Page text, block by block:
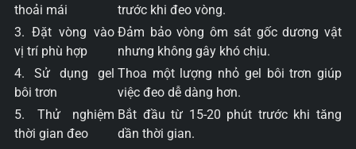
thoải mái
trước khi đeo vòng.
3. Đặt vòng vào
vị trí phù hợp
Đảm bảo vòng ôm sát gốc dương vật
nhưng không gây khó chịu.
4. Sử dụng gel
bôi trơn
Thoa một lượng nhỏ gel bôi trơn giúp
việc đeo dễ dàng hơn.
5. Thử nghiệm
thời gian đeo
Bắt đầu từ 15-20 phút trước khi tăng
dần thời gian.